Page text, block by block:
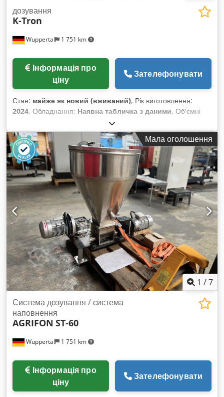
Wuppertal 1 751 km
дозування
K-Tron
ціну
Зателефонувати
Стан: майже як новий (вживаний), Рік виготовлення:
2024, Обладнання: Наявна табличка з даними, Об'ємні
дозувальні установки – гранулят, порошок і подрібнений
матеріал Ми пропонуємо вибір повністю справних об'ємних
дозувальних установок, які ідеально підходять для
транспортування грануляту, порошків і подрібненого
матеріалу. • Доступні різні моделі: у нас на складі є різні
дозувальні установки, які можуть бути адаптовані в
залежності від матеріалу та сфери застосування. •
Можливість тестування: за бажанням ми протестуємо
дозувальні пристрої з вашим матеріалом, щоб гарантувати
відповідність вашим вимогам. Dsdpfovmylzox Al Dsck •
Надійна робота: усі установки перевірені та готові до
негайного використання. Звʼяжіться з нами, і ми
допоможемо вам знайти відповідний дозатор під ваші
потреби. Ми з радістю допоможемо вам з усіма питаннями
та консультаціями!
Мала оголошення
1 /7
Wuppertal 1 751 km
Система дозування / система
наповнення
AGRIFON ST-60
ціну
Зателефонувати